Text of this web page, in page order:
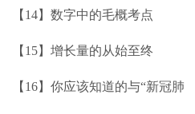
【14】数字中的毛概考点
【15】增长量的从始至终
【16】你应该知道的与“新冠肺